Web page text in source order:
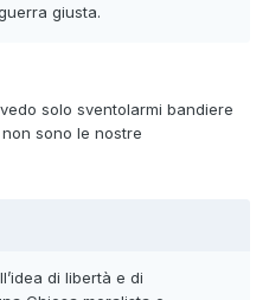
giusta.
solo sventolarmi bandiere
sono le nostre
di libertà e di